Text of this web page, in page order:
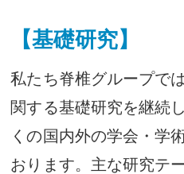
【基礎研究】
私たち脊椎グループで
関する基礎研究を継続
くの国内外の学会・学
おります。主な研究テ